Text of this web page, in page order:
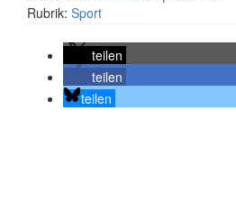
Rubrik: Sport
teilen
teilen
teilen